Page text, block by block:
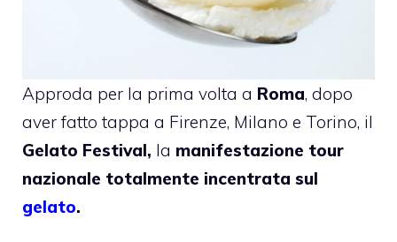
Approda per la prima volta a Roma, dopo
aver fatto tappa a Firenze, Milano e Torino, il
Gelato Festival, la manifestazione tour
nazionale totalmente incentrata sul
gelato.